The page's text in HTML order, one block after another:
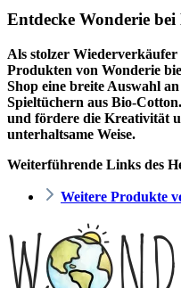
Entdecke Wonderie
Als stolzer
Produkten von Wonderie
Shop eine breite Auswahl
Spieltüchern aus Bio-
und fördere die Kreativität
unterhaltsame Weise.
Weiterführende Links des
Weitere Produkte